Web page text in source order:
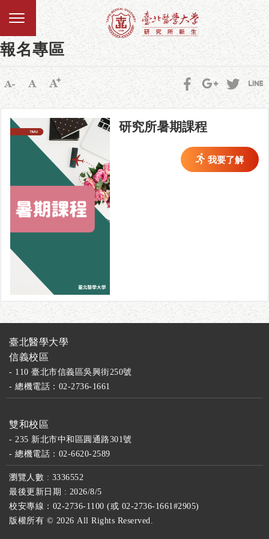
報名專區
研究所暑期課程
我要了解
臺北醫學大學
信義校區
- 110 臺北市信義區吳興街250號
- 總機電話：02-2736-1661
雙和校區
- 235 新北市中和區圓通路301號
- 總機電話：02-6620-2589
瀏覽人數 : 3336552
最後更新日期 : 2026/8/5
校安專線：02-2736-1100 (或 02-2736-1661#2905)
版權所有 © 2026 All Rights Reserved.